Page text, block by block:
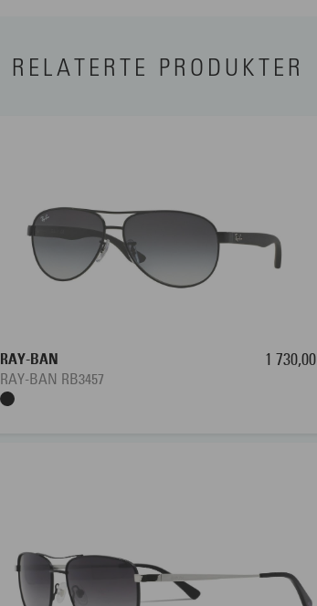
RELATERTE PRODUKTER
RAY-BAN
RAY-BAN RB3457
1 730,00